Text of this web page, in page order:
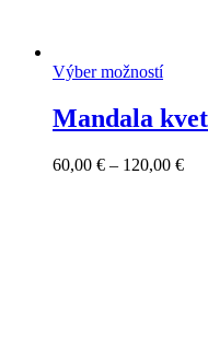
Výber možností
Mandala
60,00 € – 120,00 €Price